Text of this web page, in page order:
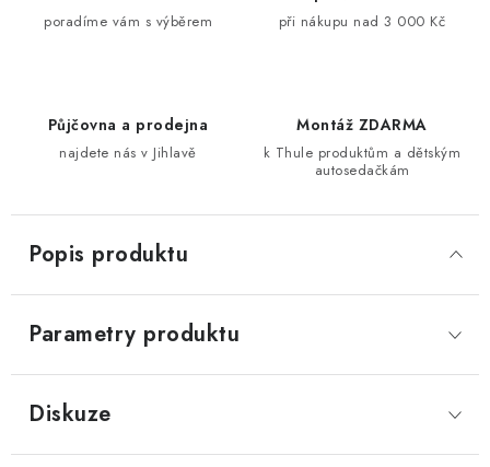
poradíme vám s výběrem při nákupu nad 3 000 Kč
Půjčovna a prodejna
najdete nás v Jihlavě
Montáž ZDARMA
k Thule produktům a dětským
autosedačkám
Popis produktu
Parametry produktu
Diskuze